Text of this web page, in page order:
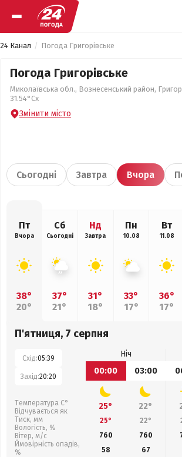
24 Канал Погода Григорівське
Погода Григорівське
Миколаївська обл., Вознесенський район,
31.54°Сх
Змінити місто
Сьогодні Завтра Вчора
Пт
Вчора
38°
20°
Сб
Сьогодні
37°
21°
Нд
Завтра
31°
18°
Пн
10.08
33°
17°
Вт
11.08
36°
17°
П'ятниця, 7 серпня
Схід:05:39
Захід:20:20
Температура С°
Відчувається як
Тиск, мм
Вологість, %
Вітер, м/с
Ймовірність опадів,
%
Ніч
00:00
03:00
25° 22°
25° 22°
760
760
58
67